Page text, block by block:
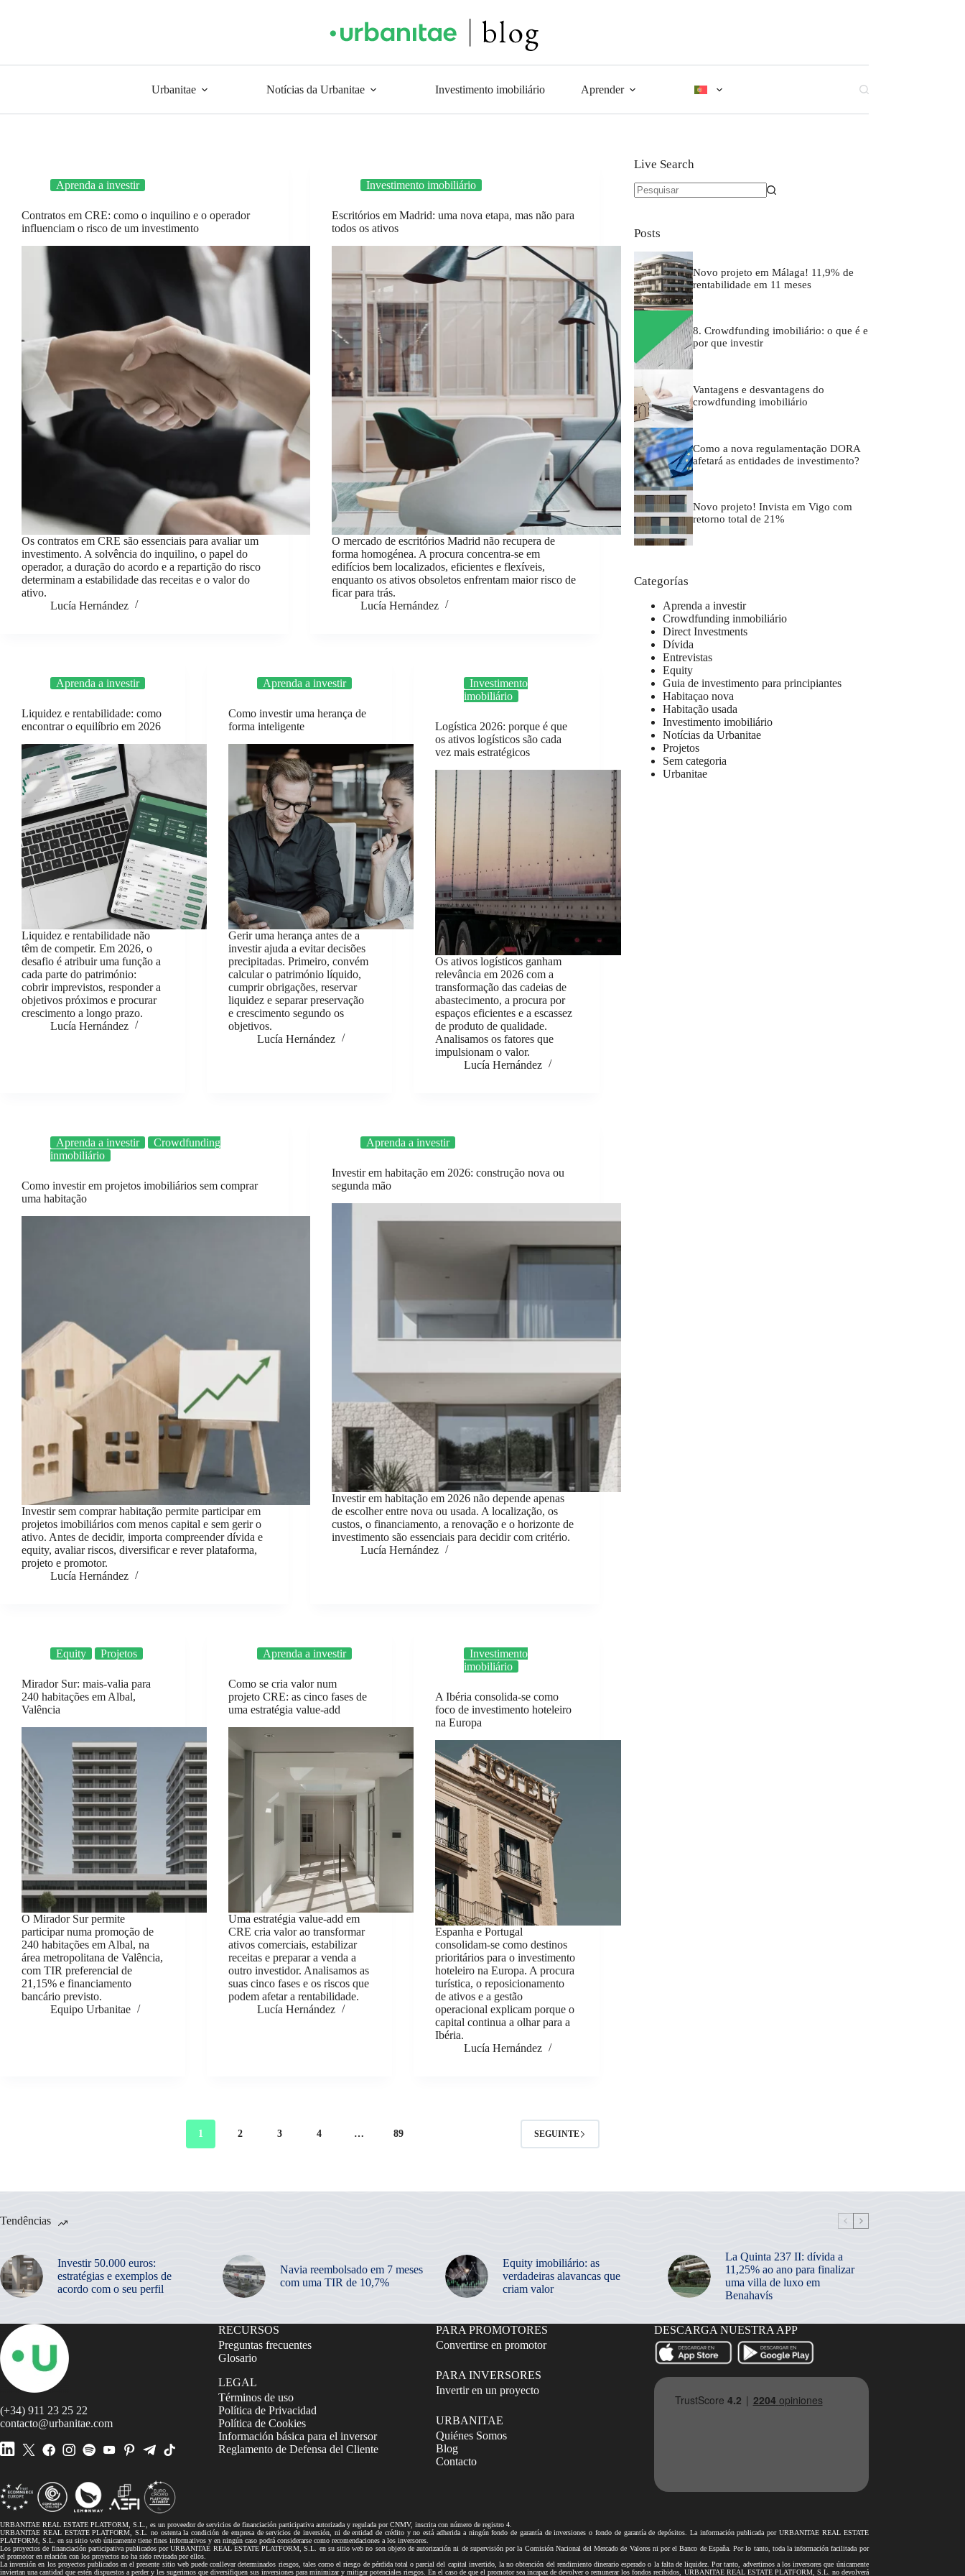
Urbanitae Notícias da Urbanitae Investimento imobiliário Aprender
Aprenda a investir
Contratos em CRE: como o inquilino e o operador
influenciam o risco de um investimento
Os contratos em CRE são essenciais para avaliar um
investimento. A solvência do inquilino, o papel do
operador, a duração do acordo e a repartição do risco
determinam a estabilidade das receitas e o valor do
ativo.
Lucía Hernández
Investimento imobiliário
Escritórios em Madrid: uma nova etapa, mas não para
todos os ativos
O mercado de escritórios Madrid não recupera de
forma homogénea. A procura concentra-se em
edifícios bem localizados, eficientes e flexíveis,
enquanto os ativos obsoletos enfrentam maior risco de
ficar para trás.
Lucía Hernández
Aprenda a investir
Liquidez e rentabilidade: como
encontrar o equilíbrio em 2026
Liquidez e rentabilidade não
têm de competir. Em 2026, o
desafio é atribuir uma função a
cada parte do património:
cobrir imprevistos, responder a
objetivos próximos e procurar
crescimento a longo prazo.
Lucía Hernández
Aprenda a investir
Como investir uma herança de
forma inteligente
Gerir uma herança antes de a
investir ajuda a evitar decisões
precipitadas. Primeiro, convém
calcular o património líquido,
cumprir obrigações, reservar
liquidez e separar preservação
e crescimento segundo os
objetivos.
Lucía Hernández
Investimento
imobiliário
Logística 2026: porque é que
os ativos logísticos são cada
vez mais estratégicos
Os ativos logísticos ganham
relevância em 2026 com a
transformação das cadeias de
abastecimento, a procura por
espaços eficientes e a escassez
de produto de qualidade.
Analisamos os fatores que
impulsionam o valor.
Lucía Hernández
Aprenda a investir
Crowdfunding
inmobiliário
Como investir em projetos imobiliários sem comprar
uma habitação
Investir sem comprar habitação permite participar em
projetos imobiliários com menos capital e sem gerir o
ativo. Antes de decidir, importa compreender dívida e
equity, avaliar riscos, diversificar e rever plataforma,
projeto e promotor.
Lucía Hernández
Aprenda a investir
Investir em habitação em 2026: construção nova ou
segunda mão
Investir em habitação em 2026 não depende apenas
de escolher entre nova ou usada. A localização, os
custos, o financiamento, a renovação e o horizonte de
investimento são essenciais para decidir com critério.
Lucía Hernández
Equity Projetos
Mirador Sur: mais-valia para
240 habitações em Albal,
Valência
O Mirador Sur permite
participar numa promoção de
240 habitações em Albal, na
área metropolitana de Valência,
com TIR preferencial de
21,15% e financiamento
bancário previsto.
Equipo Urbanitae
Aprenda a investir
Como se cria valor num
projeto CRE: as cinco fases de
uma estratégia value-add
Uma estratégia value-add em
CRE cria valor ao transformar
ativos comerciais, estabilizar
receitas e preparar a venda a
outro investidor. Analisamos as
suas cinco fases e os riscos que
podem afetar a rentabilidade.
Lucía Hernández
Investimento
imobiliário
A Ibéria consolida-se como
foco de investimento hoteleiro
na Europa
Espanha e Portugal
consolidam-se como destinos
prioritários para o investimento
hoteleiro na Europa. A procura
turística, o reposicionamento
de ativos e a gestão
operacional explicam porque o
capital continua a olhar para a
Ibéria.
Lucía Hernández
1 2 3 4 … 89 SEGUINTE
Live Search
Posts
Novo projeto em Málaga! 11,9% de
rentabilidade em 11 meses
8. Crowdfunding imobiliário: o que é e
por que investir
Vantagens e desvantagens do
crowdfunding imobiliário
Como a nova regulamentação DORA
afetará as entidades de investimento?
Novo projeto! Invista em Vigo com
retorno total de 21%
Categorías
Aprenda a investir
Crowdfunding inmobiliário
Direct Investments
Dívida
Entrevistas
Equity
Guia de investimento para principiantes
Habitaçao nova
Habitação usada
Investimento imobiliário
Notícias da Urbanitae
Projetos
Sem categoria
Urbanitae
Tendências
Investir 50.000 euros:
estratégias e exemplos de
acordo com o seu perfil
Navia reembolsado em 7 meses
com uma TIR de 10,7%
Equity imobiliário: as
verdadeiras alavancas que
criam valor
La Quinta 237 II: dívida a
11,25% ao ano para finalizar
uma villa de luxo em
Benahavís
(+34) 911 23 25 22
contacto@urbanitae.com
RECURSOS
Preguntas frecuentes
Glosario
LEGAL
Términos de uso
Política de Privacidad
Política de Cookies
Información básica para el inversor
Reglamento de Defensa del Cliente
PARA PROMOTORES
Convertirse en promotor
PARA INVERSORES
Invertir en un proyecto
URBANITAE
Quiénes Somos
Blog
Contacto
DESCARGA NUESTRA APP
URBANITAE REAL ESTATE PLATFORM, S.L., es un proveedor de servicios de financiación participativa autorizada y regulada por CNMV, inscrita con número de registro 4.
URBANITAE REAL ESTATE PLATFORM, S.L. no ostenta la condición de empresa de servicios de inversión, ni de entidad de crédito y no está adherida a ningún fondo de garantía de inversiones o fondo de garantía de depósitos. La información publicada por URBANITAE REAL ESTATE
PLATFORM, S.L. en su sitio web únicamente tiene fines informativos y en ningún caso podrá considerarse como recomendaciones a los inversores.
Los proyectos de financiación participativa publicados por URBANITAE REAL ESTATE PLATFORM, S.L. en su sitio web no son objeto de autorización ni de supervisión por la Comisión Nacional del Mercado de Valores ni por el Banco de España. Por lo tanto, toda la información facilitada por
el promotor en relación con los proyectos no ha sido revisada por ellos.
La inversión en los proyectos publicados en el presente sitio web puede conllevar determinados riesgos, tales como el riesgo de pérdida total o parcial del capital invertido, la no obtención del rendimiento dinerario esperado o la falta de liquidez. Por tanto, advertimos a los inversores que únicamente
inviertan una cantidad que estén dispuestos a perder y les sugerimos que diversifiquen sus inversiones para minimizar y mitigar potenciales riesgos. En el caso de que el promotor sea incapaz de devolver o remunerar los fondos recibidos, URBANITAE REAL ESTATE PLATFORM, S.L. no devolverá